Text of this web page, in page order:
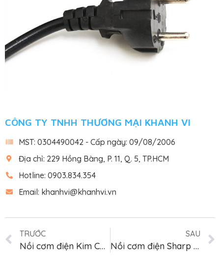
CÔNG TY TNHH THƯƠNG MẠI KHANH VI
MST: 0304490042 - Cấp ngày: 09/08/2006
Địa chỉ: 229 Hồng Bàng, P. 11, Q. 5, TP.HCM
Hotline: 0903.834.354
Email: khanhvi@khanhvi.vn
TRƯỚC
Nồi cơm điện Kim Cương nắp rời 2.8L
SAU
Nồi cơm điện Sharp KS-R231STV “SS”